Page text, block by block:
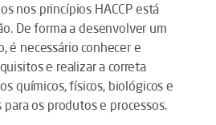
nos princípios HACCP está
De forma a desenvolver um
é necessário conhecer e
e realizar a correta
químicos, físicos, biológicos e
os produtos e processos.